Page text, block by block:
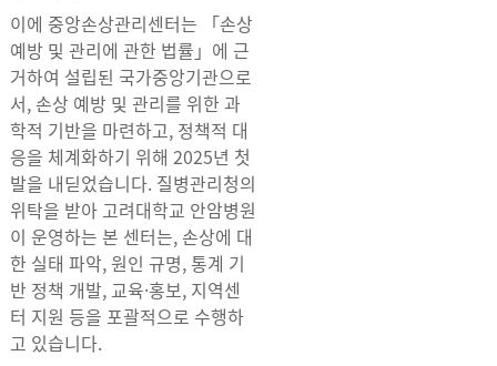
이에 중앙손상관리센터는 「손상
예방 및 관리에 관한 법률」에 근
거하여 설립된 국가중앙기관으로
서, 손상 예방 및 관리를 위한 과
학적 기반을 마련하고, 정책적 대
응을 체계화하기 위해 2025년 첫
발을 내딛었습니다. 질병관리청의
위탁을 받아 고려대학교 안암병원
이 운영하는 본 센터는, 손상에 대
한 실태 파악, 원인 규명, 통계 기
반 정책 개발, 교육·홍보, 지역센
터 지원 등을 포괄적으로 수행하
고 있습니다.